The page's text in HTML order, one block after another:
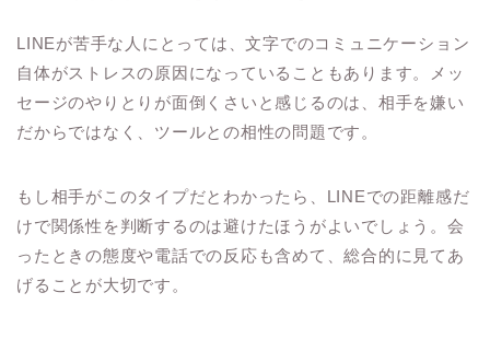
LINEが苦手な人にとっては、文字でのコミュニケーション
自体がストレスの原因になっていることもあります。メッ
セージのやりとりが面倒くさいと感じるのは、相手を嫌い
だからではなく、ツールとの相性の問題です。
もし相手がこのタイプだとわかったら、LINEでの距離感だ
けで関係性を判断するのは避けたほうがよいでしょう。会
ったときの態度や電話での反応も含めて、総合的に見てあ
げることが大切です。